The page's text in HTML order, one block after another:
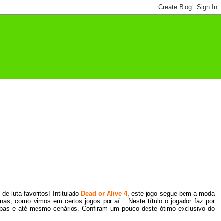
luta favoritos! Intitulado Dead or Alive 4, este jogo segue bem a moda
como vimos em certos jogos por aí... Neste título o jogador faz por
e até mesmo cenários. Confiram um pouco deste ótimo exclusivo do